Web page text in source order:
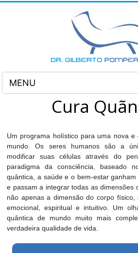
Cura
Um programa holístico para uma nova e
mundo. Os seres humanos são a
modificar suas células através do
paradigma da consciência, baseado
quântica, a saúde e o bem-estar
e passam a integrar todas as dimensões
não apenas a dimensão do corpo físico,
emocional, espiritual e intuitivo. Um
quântica de mundo muito mais